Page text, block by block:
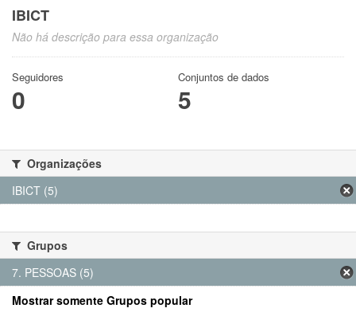
IBICT
Não há descrição para essa organização
Seguidores
0
Conjuntos de dados
5
Organizações
IBICT (5)
Grupos
7. PESSOAS (5)
Mostrar somente Grupos popular